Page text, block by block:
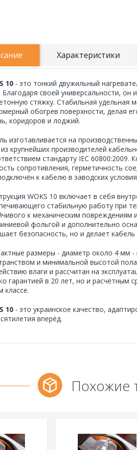
Характеристики
10 - это тонкий двужильный
Благодаря своей универсальности, он
стяжку. Стабильная удельная
обогрев поверхности, делая
коридоров и лоджий.
изготавливается на
крупнейших производителей
стандарту IEC 60800:2009.
сопротивления, герметичность
к кабелю в заводских
WOKS 10 включает в себя
стабильную работу при
к механическим
фольгой и дополнительно
безопасность, но и делает
размеры - диаметр около 4 мм -
и минимальной высотой
влаги и рассчитан на
гарантией в 20 лет, но и расчётным
классе.
10 - это украинское качество,
вперёд.
Похожие